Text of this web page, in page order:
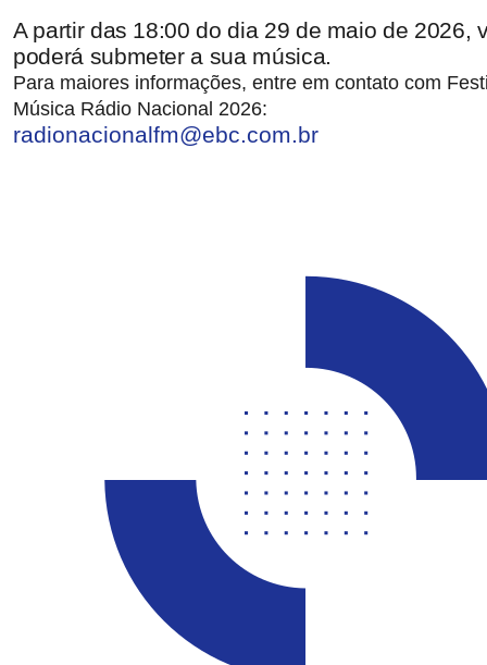
A partir das 18:00 do dia 29 de maio de 2026,
poderá submeter a sua música.
Para maiores informações, entre em contato com
Música Rádio Nacional 2026:
radionacionalfm@ebc.com.br